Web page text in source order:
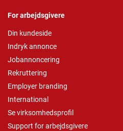
For arbejdsgivere
Din kundeside
Indryk annonce
Jobannoncering
Rekruttering
Employer branding
International
Se virksomhedsprofil
Support for arbejdsgivere